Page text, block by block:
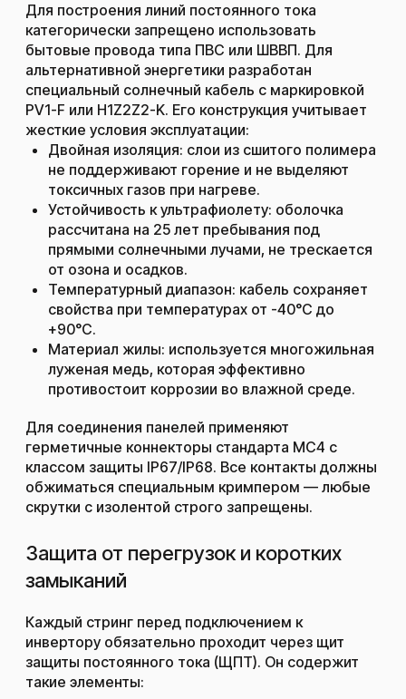
Для построения линий постоянного тока
категорически запрещено использовать
бытовые провода типа ПВС или ШВВП. Для
альтернативной энергетики разработан
специальный солнечный кабель с маркировкой
PV1-F или H1Z2Z2-K. Его конструкция учитывает
жесткие условия эксплуатации:
Двойная изоляция: слои из сшитого полимера
не поддерживают горение и не выделяют
токсичных газов при нагреве.
Устойчивость к ультрафиолету: оболочка
рассчитана на 25 лет пребывания под
прямыми солнечными лучами, не трескается
от озона и осадков.
Температурный диапазон: кабель сохраняет
свойства при температурах от -40°C до
+90°C.
Материал жилы: используется многожильная
луженая медь, которая эффективно
противостоит коррозии во влажной среде.
Для соединения панелей применяют
герметичные коннекторы стандарта MC4 с
классом защиты IP67/IP68. Все контакты должны
обжиматься специальным кримпером — любые
скрутки с изолентой строго запрещены.
Защита от перегрузок и коротких
замыканий
Каждый стринг перед подключением к
инвертору обязательно проходит через щит
защиты постоянного тока (ЩПТ). Он содержит
такие элементы: